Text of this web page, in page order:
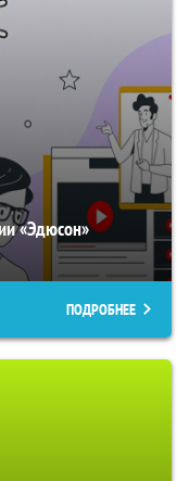
«Эдюсон»
ПОДРОБНЕЕ